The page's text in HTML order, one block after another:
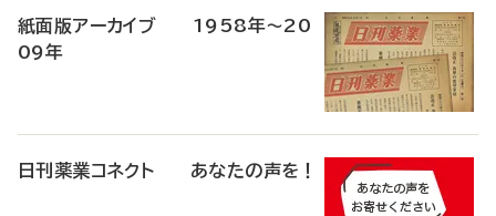
紙面版アーカイブ 1958年～20
09年
日刊薬業コネクト あなたの声を！